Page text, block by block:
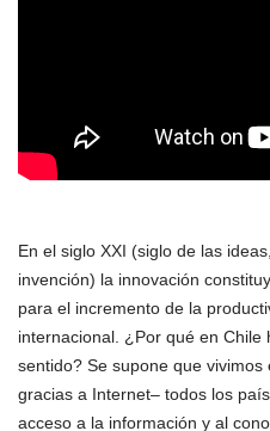
En el siglo XXI (siglo de las
invención) la innovación
para el incremento de la
internacional. ¿Por qué en Chile
sentido? Se supone que vivimos
gracias a Internet– todos los
acceso a la información y al